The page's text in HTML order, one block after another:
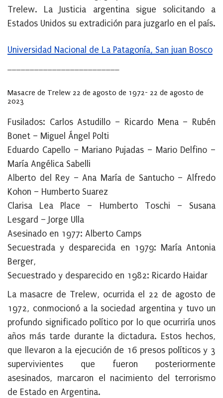
Trelew. La Justicia argentina sigue solicitando a
Estados Unidos su extradición para juzgarlo en el país.
Universidad Nacional de La Patagonía, San juan Bosco
Masacre de Trelew 22 de agosto de 1972- 22 de agosto de
2023
Fusilados: Carlos Astudillo – Ricardo Mena – Rubén
Bonet – Miguel Ángel Polti
Eduardo Capello – Mariano Pujadas – Mario Delfino –
María Angélica Sabelli
Alberto del Rey – Ana María de Santucho – Alfredo
Kohon – Humberto Suarez
Clarisa Lea Place – Humberto Toschi – Susana
Lesgard – Jorge Ulla
Asesinado en 1977: Alberto Camps
Secuestrada y desparecida en 1979: María Antonia
Berger,
Secuestrado y desparecido en 1982: Ricardo Haidar
La masacre de Trelew, ocurrida el 22 de agosto de
1972, conmocionó a la sociedad argentina y tuvo un
profundo significado político por lo que ocurriría unos
años más tarde durante la dictadura. Estos hechos,
que llevaron a la ejecución de 16 presos políticos y 3
supervivientes que fueron posteriormente
asesinados, marcaron el nacimiento del terrorismo
de Estado en Argentina.